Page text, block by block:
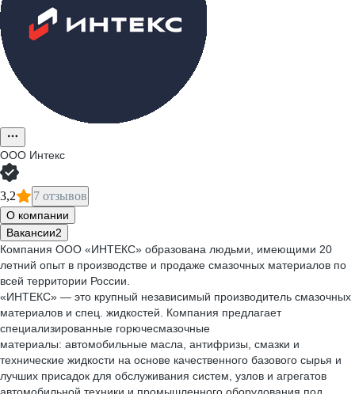
ООО Интекс
3,2 7 отзывов
О компании
Вакансии2
Компания ООО «ИНТЕКС» образована людьми, имеющими 20
летний опыт в производстве и продаже смазочных материалов по
всей территории России.
«ИНТЕКС» — это крупный независимый производитель смазочных
материалов и спец. жидкостей. Компания предлагает
специализированные горючесмазочные
материалы: автомобильные масла, антифризы, смазки и
технические жидкости на основе качественного базового сырья и
лучших присадок для обслуживания систем, узлов и агрегатов